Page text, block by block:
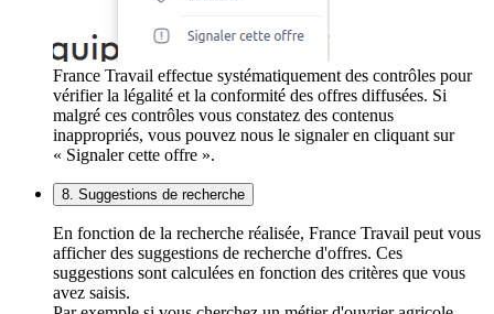
France Travail effectue systématiquement des contrôles pour
vérifier la légalité et la conformité des offres diffusées. Si
malgré ces contrôles vous constatez des contenus
inappropriés, vous pouvez nous le signaler en cliquant sur
« Signaler cette offre ».
8. Suggestions de recherche
En fonction de la recherche réalisée, France Travail peut vous
afficher des suggestions de recherche d'offres. Ces
suggestions sont calculées en fonction des critères que vous
avez saisis.